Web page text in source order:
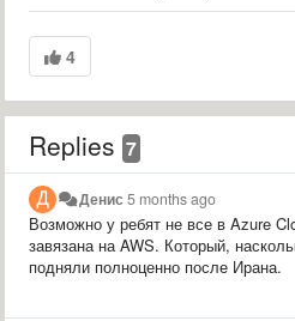
4
Replies 7
Денис 5 months ago
Возможно у ребят не все в Azure
завязана на AWS. Который,
подняли полноценно после Ирана.